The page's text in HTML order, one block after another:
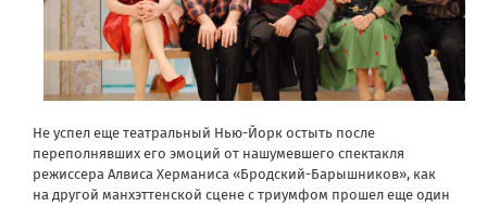
Не успел еще театральный Нью-Йорк остыть после
переполнявших его эмоций от нашумевшего спектакля
режиссера Алвиса Херманиса «Бродский-Барышников», как
на другой манхэттенской сцене с триумфом прошел еще один